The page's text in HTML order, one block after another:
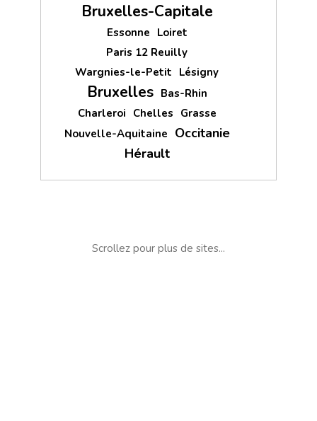
Bruxelles-Capitale
Essonne Loiret
Paris 12 Reuilly
Wargnies-le-Petit Lésigny
Bruxelles Bas-Rhin
Charleroi Chelles Grasse
Nouvelle-Aquitaine Occitanie
Hérault
Scrollez pour plus de sites...